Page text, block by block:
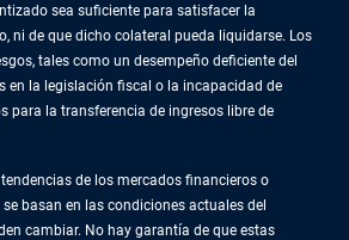
sea suficiente para satisfacer la
ni de que dicho colateral pueda liquidarse. Los
tales como un desempeño deficiente del
en la legislación fiscal o la incapacidad de
para la transferencia de ingresos libre de
de los mercados financieros o
basan en las condiciones actuales del
cambiar. No hay garantía de que estas